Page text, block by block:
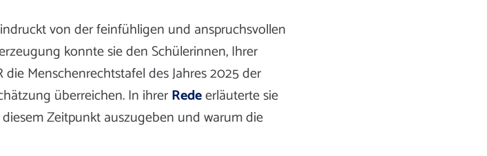
von der feinfühligen und anspruchsvollen
konnte sie den Schülerinnen, Ihrer
Menschenrechtstafel des Jahres 2025 der
überreichen. In ihrerRedeerläuterte sie
Zeitpunkt auszugeben und warum die